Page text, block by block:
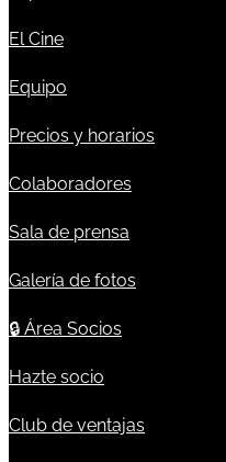
El Cine
Equipo
Precios y horarios
Colaboradores
Sala de prensa
Galería de fotos
🔒 Área Socios
Hazte socio
Club de ventajas